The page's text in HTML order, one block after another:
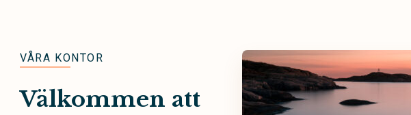
VÅRA KONTOR
Välkommen att